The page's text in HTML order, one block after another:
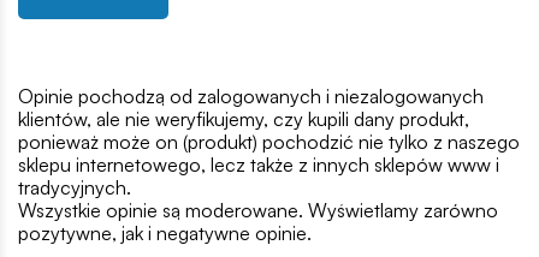
Opinie pochodzą od zalogowanych i niezalogowanych
klientów, ale nie weryfikujemy, czy kupili dany produkt,
ponieważ może on (produkt) pochodzić nie tylko z naszego
sklepu internetowego, lecz także z innych sklepów www i
tradycyjnych.
Wszystkie opinie są moderowane. Wyświetlamy zarówno
pozytywne, jak i negatywne opinie.